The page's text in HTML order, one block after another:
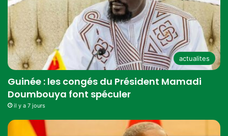
actualites
Guinée : les congés du Président Mamadi
Doumbouya font spéculer
il y a 7 jours